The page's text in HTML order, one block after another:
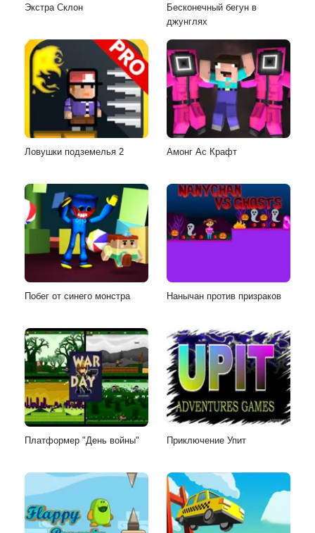
Экстра Склон
Бесконечный бегун в
джунглях
Ловушки подземелья 2 Амонг Ас Крафт
Побег от синего монстра Нанычан против призраков
Платформер "День войны" Приключение Упит